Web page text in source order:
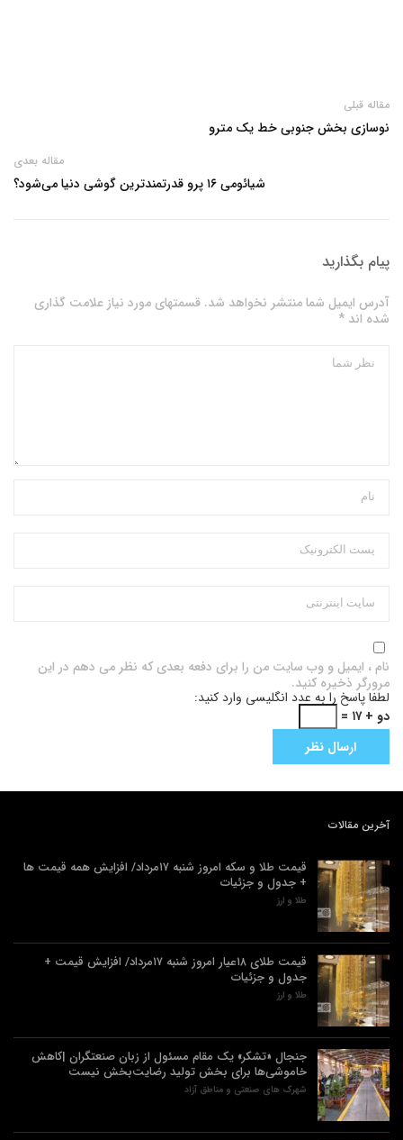
مقاله قبلی
نوسازی بخش جنوبی خط یک مترو
مقاله بعدی
شیائومی ۱۶ پرو قدرتمندترین گوشی دنیا می‌شود؟
پیام بگذارید
آدرس ایمیل شما منتشر نخواهد شد. قسمتهای مورد نیاز علامت گذاری
شده اند *
نام ، ایمیل و وب سایت من را برای دفعه بعدی که نظر می دهم در این
مرورگر ذخیره کنید.
لطفا پاسخ را به عدد انگلیسی وارد کنید:
دو + ۱۷ =
آخرین مقالات
قیمت طلا و سکه امروز شنبه ۱۷مرداد/ افزایش همه قیمت ها
+ جدول و جزئیات
طلا و ارز
قیمت طلای ۱۸عیار امروز شنبه ۱۷مرداد/ افزایش قیمت +
جدول و جزئیات
طلا و ارز
جنجال «تشکر» یک مقام مسئول از زبان صنعتگران |کاهش
خاموشی‌ها برای بخش تولید رضایت‌بخش نیست
شهرک های صنعتی و مناطق آزاد